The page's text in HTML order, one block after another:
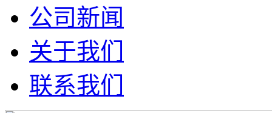
公司新闻
关于我们
联系我们